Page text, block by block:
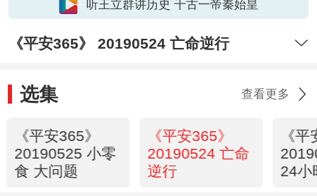
听王立群讲历史 千古一帝秦始皇
《平安365》 20190524 亡命逆行
选集 查看更多
《平安365》
20190525 小零
食 大问题
《平安365》
20190524 亡命
逆行
《
24小